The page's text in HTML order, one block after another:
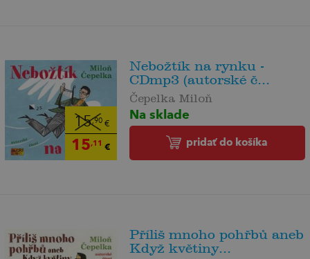
15,90€
15,11 €
Nebožtík na rynku -
CDmp3 (autorské č...
Čepelka Miloň
Na sklade
pridať do košíka
Příliš mnoho pohřbů aneb
Když květiny...